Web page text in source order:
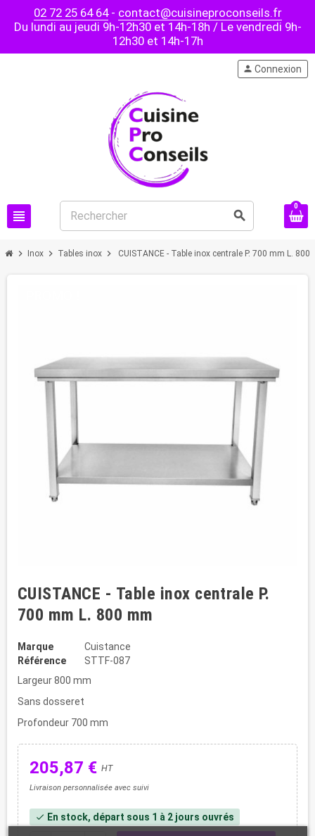
02 72 25 64 64- contact@cuisineproconseils.fr
Du lundi au jeudi 9h-12h30 et 14h-18h / Le vendredi 9h-
12h30 et 14h-17h
view_headline search
person Connexion
0
chevron_right Inox chevron_right Tables inox chevron_right CUISTANCE - Table inox centrale P. 700 mm L. 800
CUISTANCE - Table inox centrale P.
700 mm L. 800 mm
Marque
Cuistance
Référence
STTF-087
Largeur 800 mm
Sans dosseret
Profondeur 700 mm
205,87 € HT
Livraison personnalisée avec suivi
check En stock, départ sous 1 à 2 jours ouvrés